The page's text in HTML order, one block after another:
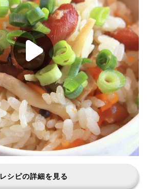
レシピの詳細を見る